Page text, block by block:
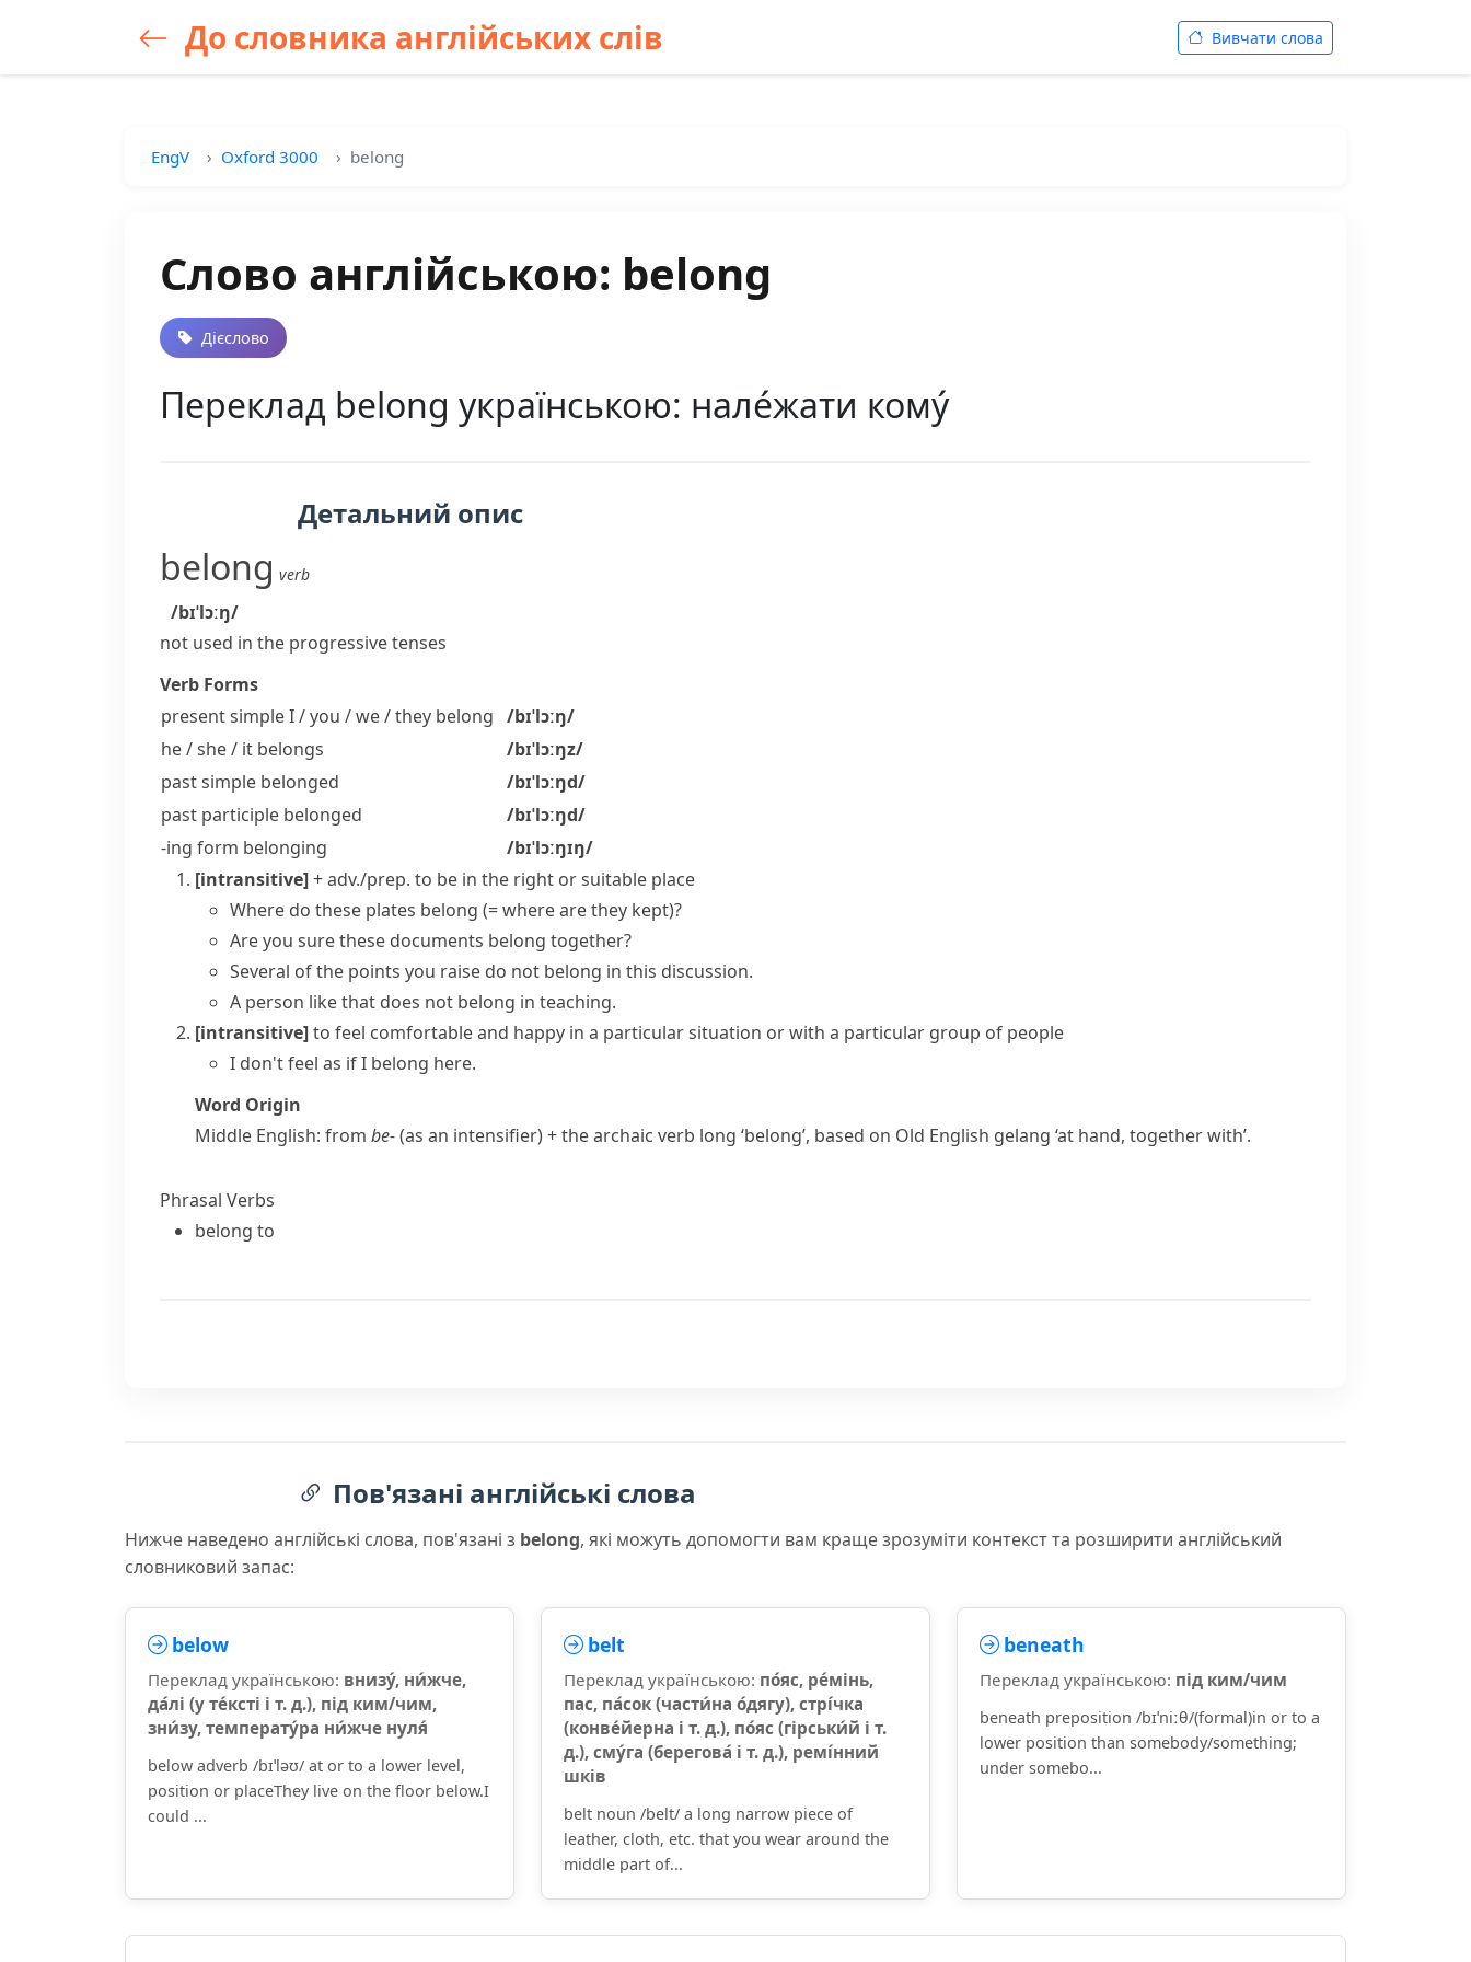
До словника англійських слів Вивчати слова
EngV Oxford 3000 belong
Слово англійською: belong
Дієслово
Переклад belong українською: нале́жати кому́
Детальний опис
belong verb
/bɪˈlɔːŋ/
not used in the progressive tenses
Verb Forms
present simple I / you / we / they belong /bɪˈlɔːŋ/
he / she / it belongs
/bɪˈlɔːŋz/
past simple belonged
/bɪˈlɔːŋd/
past participle belonged
/bɪˈlɔːŋd/
-ing form belonging
/bɪˈlɔːŋɪŋ/
[intransitive]+ adv./prep. to be in the right or suitable place
Where do these plates belong (= where are they kept)?
Are you sure these documents belong together?
Several of the points you raise do not belong in this discussion.
A person like that does not belong in teaching.
[intransitive]to feel comfortable and happy in a particular situation or with a particular group of people
I don't feel as if I belong here.
Word Origin
Middle English: from be-(as an intensifier) + the archaic verb long ‘belong’, based on Old English gelang ‘at hand, together with’.
Phrasal Verbs
belong to
Пов'язані англійські слова
Нижче наведено англійські слова, пов'язані з belong, які можуть допомогти вам краще зрозуміти контекст та розширити англійський
словниковий запас:
below
Переклад українською: внизу́, ни́жче,
да́лі (у те́ксті і т. д.), під ким/чим,
зни́зу, температу́ра ни́жче нуля́
below adverb /bɪˈləʊ/ at or to a lower level,
position or placeThey live on the floor below.I
could ...
belt
Переклад українською: по́яс, ре́мінь,
пас, па́сок (части́на о́дягу), стрі́чка
(конве́йерна і т. д.), по́яс (гірськи́й і т.
д.), сму́га (берегова́ і т. д.), ремі́нний
шків
belt noun /belt/ a long narrow piece of
leather, cloth, etc. that you wear around the
middle part of...
beneath
Переклад українською: під ким/чим
beneath preposition /bɪˈniːθ/(formal)in or to a
lower position than somebody/something;
under somebo...